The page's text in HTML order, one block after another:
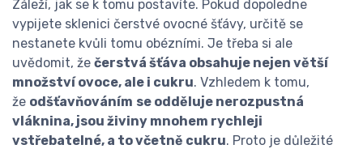
Záleží, jak se k tomu postavíte. Pokud dopoledne
vypijete sklenici čerstvé ovocné šťávy, určitě se
nestanete kvůli tomu obézními. Je třeba si ale
uvědomit, že čerstvá šťáva obsahuje nejen větší
množství ovoce, ale i cukru. Vzhledem k tomu,
že odšťavňováním se odděluje nerozpustná
vláknina, jsou živiny mnohem rychleji
vstřebatelné, a to včetně cukru. Proto je důležité